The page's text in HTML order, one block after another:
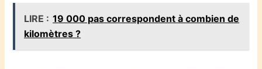
LIRE : 19 000 pas correspondent à combien de
kilomètres ?